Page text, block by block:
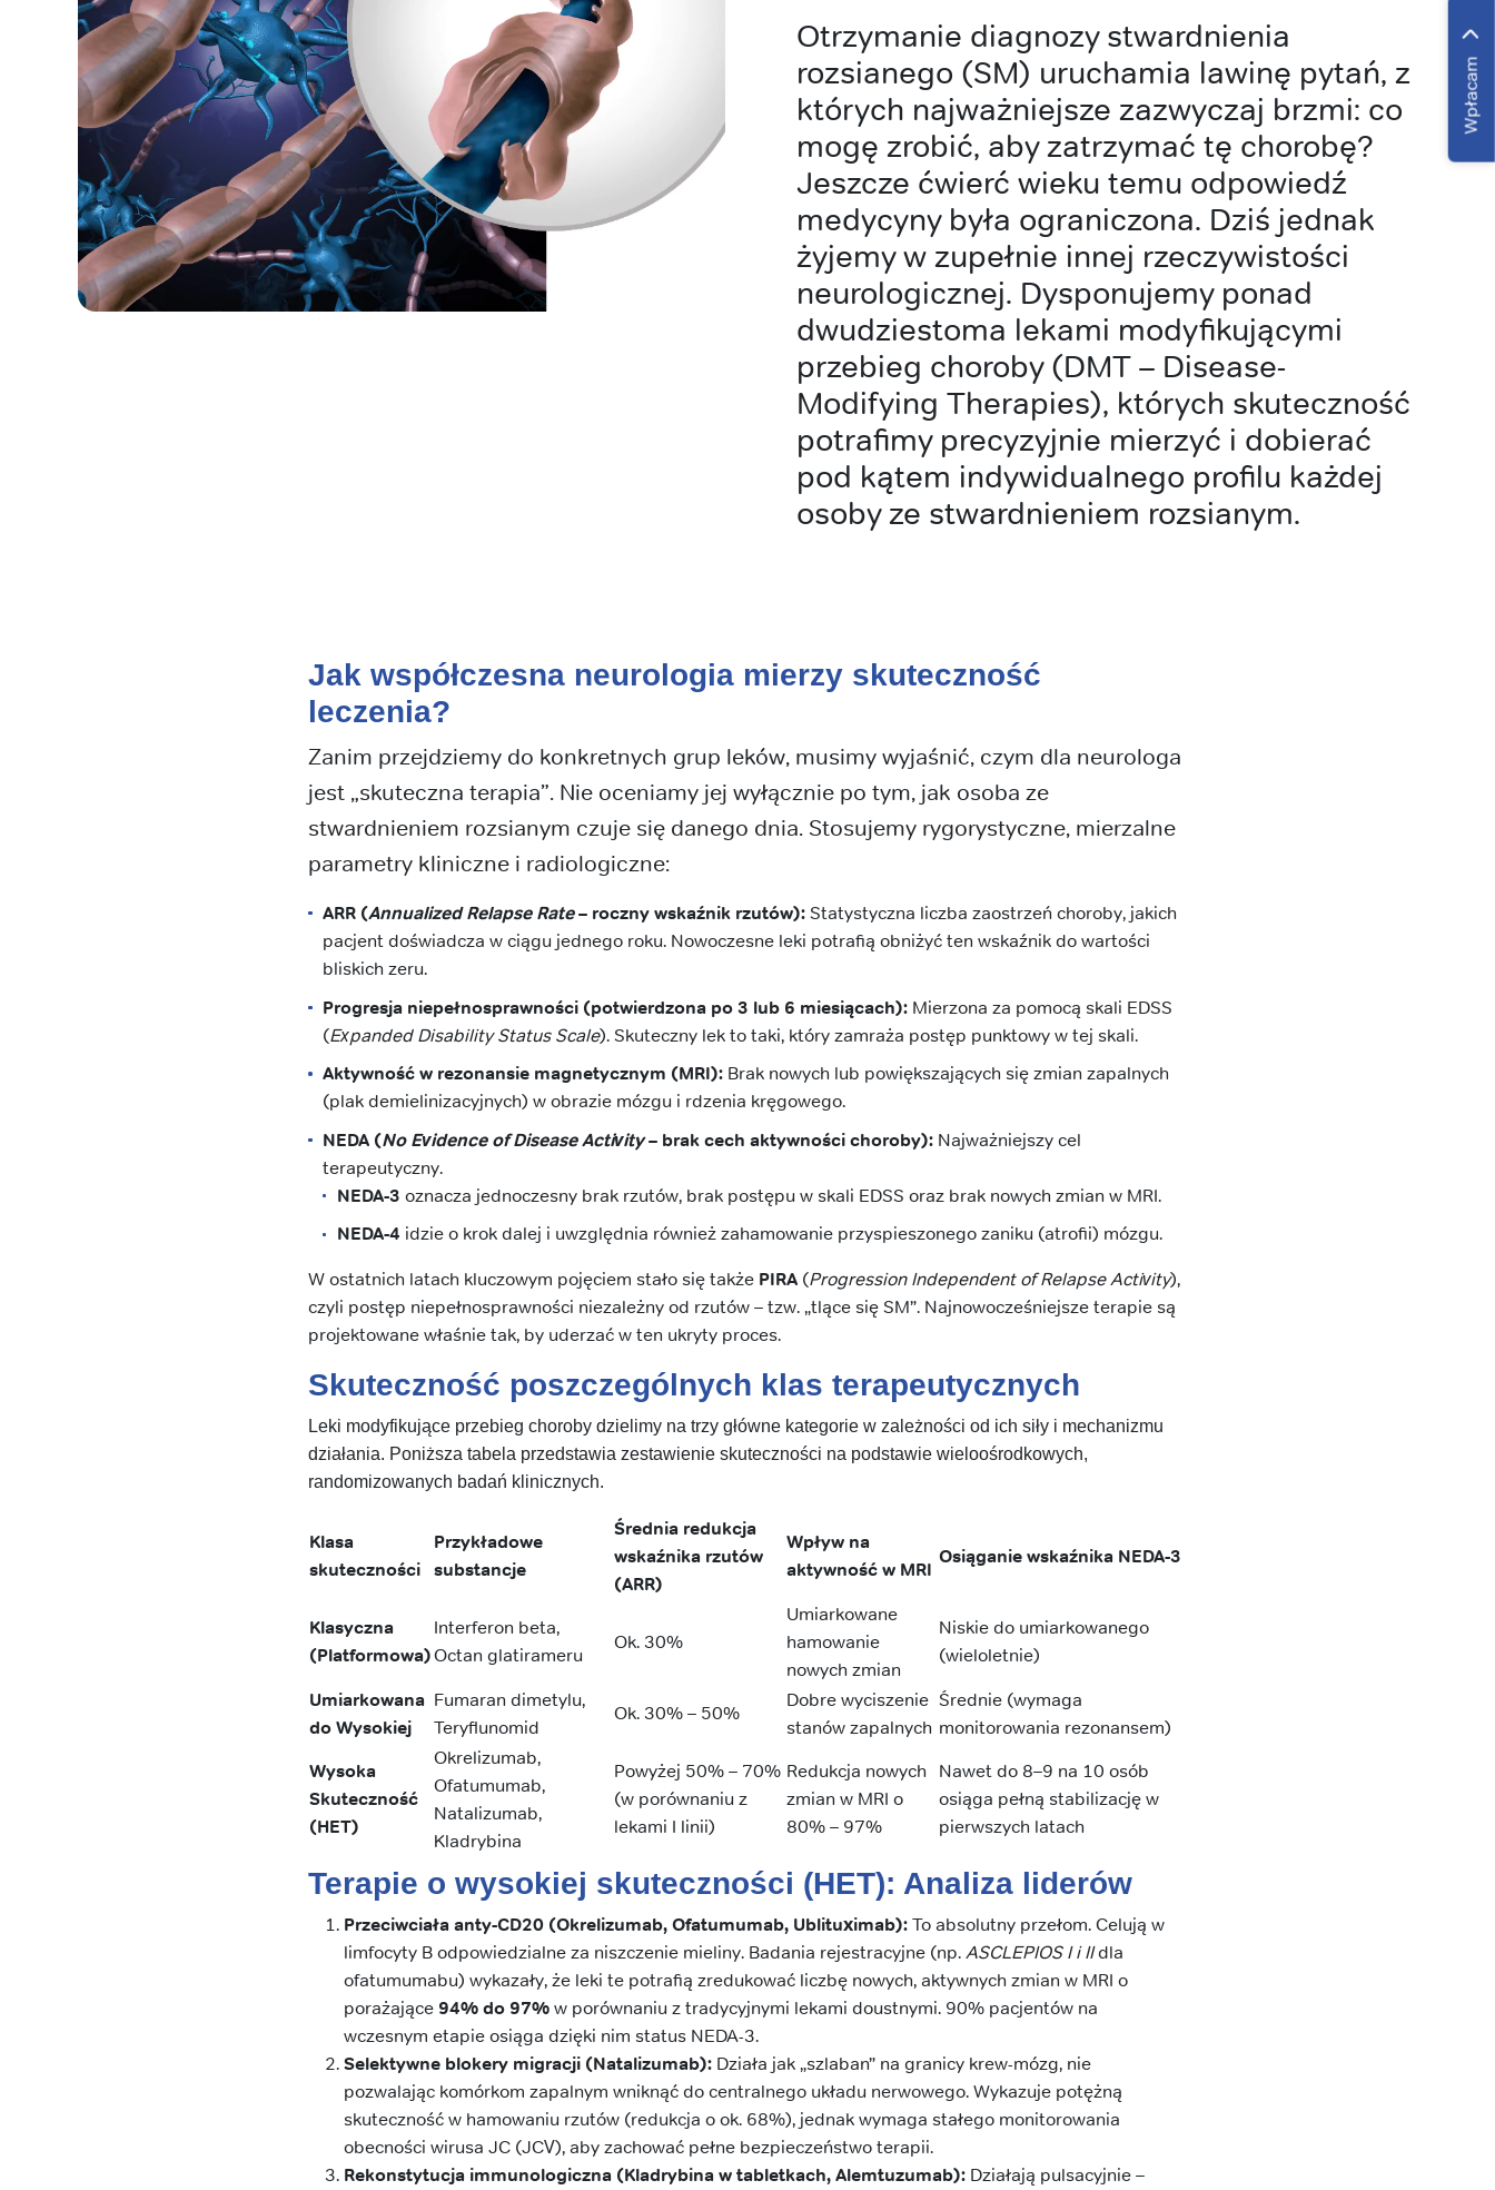
Wpłacam
Otrzymanie diagnozy stwardnienia
rozsianego (SM) uruchamia lawinę pytań, z
których najważniejsze zazwyczaj brzmi: co
mogę zrobić, aby zatrzymać tę chorobę?
Jeszcze ćwierć wieku temu odpowiedź
medycyny była ograniczona. Dziś jednak
żyjemy w zupełnie innej rzeczywistości
neurologicznej. Dysponujemy ponad
dwudziestoma lekami modyfikującymi
przebieg choroby (DMT – Disease-
Modifying Therapies), których skuteczność
potrafimy precyzyjnie mierzyć i dobierać
pod kątem indywidualnego profilu każdej
osoby ze stwardnieniem rozsianym.
Jak współczesna neurologia mierzy skuteczność
leczenia?
Zanim przejdziemy do konkretnych grup leków, musimy wyjaśnić, czym dla neurologa
jest „skuteczna terapia”. Nie oceniamy jej wyłącznie po tym, jak osoba ze
stwardnieniem rozsianym czuje się danego dnia. Stosujemy rygorystyczne, mierzalne
parametry kliniczne i radiologiczne:
ARR (Annualized Relapse Rate– roczny wskaźnik rzutów):Statystyczna liczba zaostrzeń choroby, jakich
pacjent doświadcza w ciągu jednego roku. Nowoczesne leki potrafią obniżyć ten wskaźnik do wartości
bliskich zeru.
Progresja niepełnosprawności (potwierdzona po 3 lub 6 miesiącach): Mierzona za pomocą skali EDSS
(Expanded Disability Status Scale). Skuteczny lek to taki, który zamraża postęp punktowy w tej skali.
Aktywność w rezonansie magnetycznym (MRI): Brak nowych lub powiększających się zmian zapalnych
(plak demielinizacyjnych) w obrazie mózgu i rdzenia kręgowego.
NEDA (No Evidence of Disease Activity– brak cech aktywności choroby): Najważniejszy cel
terapeutyczny.
NEDA-3 oznacza jednoczesny brak rzutów, brak postępu w skali EDSS oraz brak nowych zmian w MRI.
NEDA-4 idzie o krok dalej i uwzględnia również zahamowanie przyspieszonego zaniku (atrofii) mózgu.
W ostatnich latach kluczowym pojęciem stało się także PIRA (Progression Independent of Relapse Activity),
czyli postęp niepełnosprawności niezależny od rzutów – tzw. „tlące się SM”. Najnowocześniejsze terapie są
projektowane właśnie tak, by uderzać w ten ukryty proces.
Skuteczność poszczególnych klas terapeutycznych
Leki modyfikujące przebieg choroby dzielimy na trzy główne kategorie w zależności od ich siły i mechanizmu
działania. Poniższa tabela przedstawia zestawienie skuteczności na podstawie wieloośrodkowych,
randomizowanych badań klinicznych.
Klasa
skuteczności
Przykładowe
substancje
Średnia redukcja
wskaźnika rzutów
(ARR)
Wpływ na
aktywność w MRI
Osiąganie wskaźnika NEDA-3
Klasyczna
(Platformowa)
Interferon beta,
Octan glatirameru
Ok. 30%
Umiarkowane
hamowanie
nowych zmian
Niskie do umiarkowanego
(wieloletnie)
Umiarkowana
do Wysokiej
Fumaran dimetylu,
Teryflunomid
Ok. 30% – 50%
Dobre wyciszenie
stanów zapalnych
Średnie (wymaga
monitorowania rezonansem)
Wysoka
Skuteczność
(HET)
Okrelizumab,
Ofatumumab,
Natalizumab,
Kladrybina
Powyżej 50% – 70%
(w porównaniu z
lekami I linii)
Redukcja nowych
zmian w MRI o
80% – 97%
Nawet do 8–9 na 10 osób
osiąga pełną stabilizację w
pierwszych latach
Terapie o wysokiej skuteczności (HET): Analiza liderów
Przeciwciała anty-CD20 (Okrelizumab, Ofatumumab, Ublituximab):To absolutny przełom. Celują w
limfocyty B odpowiedzialne za niszczenie mieliny. Badania rejestracyjne (np.ASCLEPIOS I i IIdla
ofatumumabu) wykazały, że leki te potrafią zredukować liczbę nowych, aktywnych zmian w MRI o
porażające 94% do 97%w porównaniu z tradycyjnymi lekami doustnymi. 90% pacjentów na
wczesnym etapie osiąga dzięki nim status NEDA-3.
Selektywne blokery migracji (Natalizumab): Działa jak „szlaban” na granicy krew-mózg, nie
pozwalając komórkom zapalnym wniknąć do centralnego układu nerwowego. Wykazuje potężną
skuteczność w hamowaniu rzutów (redukcja o ok. 68%), jednak wymaga stałego monitorowania
obecności wirusa JC (JCV), aby zachować pełne bezpieczeństwo terapii.
Rekonstytucja immunologiczna (Kladrybina w tabletkach, Alemtuzumab): Działają pulsacyjnie –